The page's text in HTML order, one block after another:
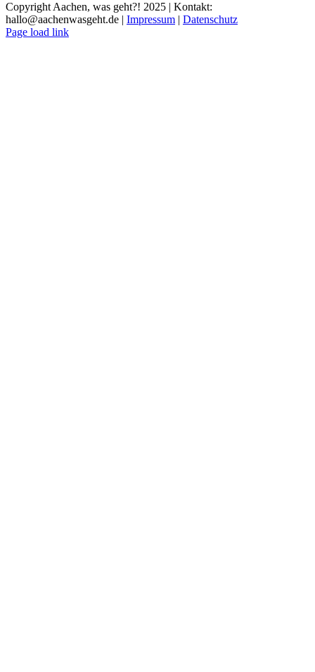
Copyright Aachen, was geht?! 2025 | Kontakt:
hallo@aachenwasgeht.de | Impressum | Datenschutz
Instagram
LinkedIn
Tiktok
YouTube
Page load link